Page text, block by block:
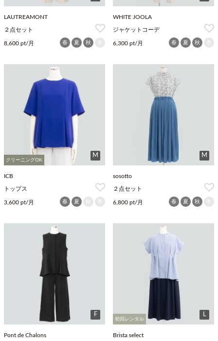
LAUTREAMONT
２点セット
8,600 pt/月 春 夏 秋
WHITE JOOLA
ジャケットコーデ
6,300 pt/月 春 夏 秋
クリーニングOK
M
ICB
トップス
3,600 pt/月 春 夏
M
sosotto
２点セット
6,800 pt/月 春 夏 秋
F
Pont de Chalons
初回レンタル
L
Brista select